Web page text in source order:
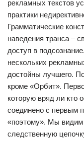
рекламных текстов
практики
Грамматические
наведения транса –
доступ в
нескольких
достойны лучшего.
кроме «Орбит».
которую вряд ли кто
соединено с первым
«поэтому». Мы видим
следственную